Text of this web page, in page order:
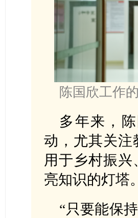
陈国欣工作
多年来，
动，尤其关注
用于乡村振
亮知识的灯塔。
“只要能保